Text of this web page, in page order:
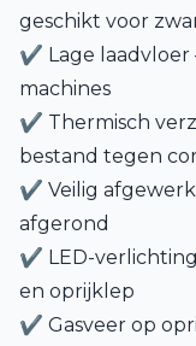
geschikt voor
✔ Lage laadvloer
machines
✔ Thermisch
bestand tegen
✔ Veilig
afgerond
✔ LED-
en oprijklep
✔ Gasveer op